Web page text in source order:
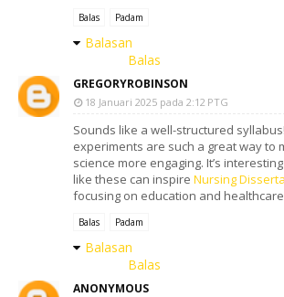
Balas Padam
Balasan
Balas
GREGORYROBINSON
18 Januari 2025 pada 2:12 PTG
Sounds like a well-structured
experiments are such a great way to
science more engaging. It’s
like these can inspire Nursing
focusing on education and
Balas Padam
Balasan
Balas
ANONYMOUS